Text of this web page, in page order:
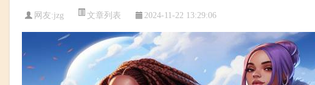
网友:jzg 文章列表 2024-11-22 13:29:06